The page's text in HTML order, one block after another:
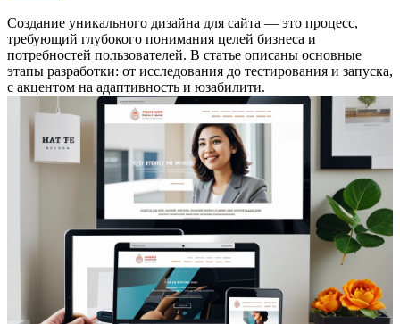
Создание уникального дизайна для сайта — это процесс,
требующий глубокого понимания целей бизнеса и
потребностей пользователей. В статье описаны основные
этапы разработки: от исследования до тестирования и запуска,
с акцентом на адаптивность и юзабилити.